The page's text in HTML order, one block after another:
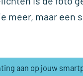
meer, maar een
aan op jouw